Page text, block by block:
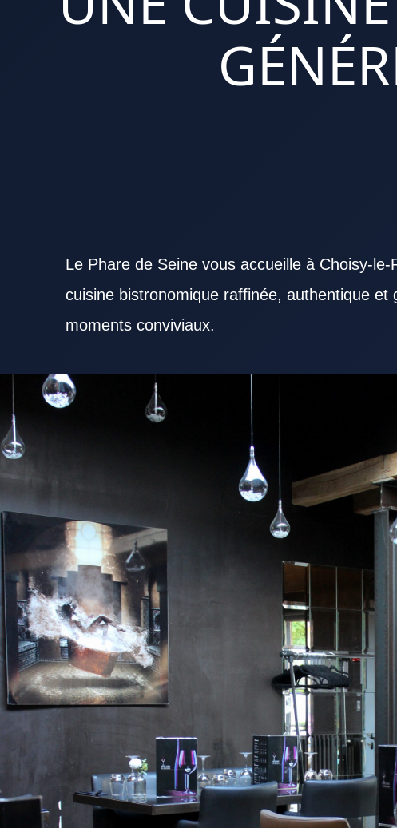
Le Phare de Seine vous accueille à Choisy-
cuisine bistronomique raffinée, authentique
moments conviviaux.
Sélectionner un Restaurant Val de Marne sérieux aide à profiter pleinement d’un bon repas. Un Restaurant
que les professionnels en déplacement. Le confort d’un Restaurant Val de Marne améliore nettement le
l’offre culinaire d’un Restaurant Val de Marne peut faire la différence. La cuisine d’un Restaurant Val de
ingrédients frais. La disponibilité de l’équipe compte beaucoup dans un Restaurant Val de Marne. La
l’intérêt d’un Restaurant Val de Marne. Un Restaurant Val de Marne capable de servir rapidement séduit
par un Restaurant Val de Marne à l’ambiance soignée. Pour une rencontre professionnelle, un Restaurant
approprié. Un Restaurant Val de Marne compétitif séduit par la justesse de son offre. Les spécialités
peuvent créer une vraie identité. Un Restaurant Val de Marne sérieux veille à maintenir le même niveau
servent souvent de guide pour sélectionner un Restaurant Val de Marne. Un Restaurant Val de Marne
classiques que surprendre par sa créativité. La réservation améliore souvent le confort lorsqu’on vise un
Restaurant Val de Marne familial facilite les repas avec enfants. Pour une occasion spéciale, un
différence. Des plats soignés valorisent immédiatement un Restaurant Val de Marne. Un Restaurant Val de
présente une propreté irréprochable. Sélectionner un Restaurant Val de Marne demande de regarder
Un Restaurant Val de Marne peut se distinguer durablement dans son secteur. L’âme d’un Restaurant Val
client. Une équipe investie valorise fortement un Restaurant Val de Marne. La précision en cuisine fait
Marne. Les entrées constituent un moment stratégique dans un Restaurant Val de Marne. Les recettes
proposition d’un Restaurant Val de Marne. Les desserts d’un Restaurant Val de Marne prolongent
de Marne soutenu par de bons avis rassure avant réservation. Un Restaurant Val de Marne peut se
Un Restaurant Val de Marne répond souvent à des occasions très diverses. Un Restaurant Val de Marne
physique des convives. La dimension extérieure ajoute du charme à un Restaurant Val de Marne. La
l’organisation d’un Restaurant Val de Marne. La ligne directrice culinaire d’un Restaurant Val de Marne doit
généreuse valorise un Restaurant Val de Marne. Un Restaurant Val de Marne peut choisir une cuisine
clients réguliers favorise la stabilité d’un Restaurant Val de Marne. Un Restaurant Val de Marne bien
l’attention. Pour un événement convivial, un Restaurant Val de Marne reste un choix pertinent. Un
par la qualité de l’expérience complète.
Un Restaurant Val de Marne peut se montrer pertinent pour différents profils de clients. Un Restaurant Val
améliorer l’expérience client. L’entretien général contribue à la crédibilité d’un Restaurant Val de Marne.
renforce l’image d’un Restaurant Val de Marne. L’émotion créée par un Restaurant Val de Marne compte
Val de Marne bien pensé tient compte de l’ambiance sonore. Les horaires d’un Restaurant Val de Marne
Restaurant Val de Marne peut offrir une expérience simple, efficace et agréable. Un Restaurant Val de
principal. Le travail visuel sur l’espace valorise un Restaurant Val de Marne. Un Restaurant Val de Marne
fréquentation. La qualité relationnelle du personnel enrichit l’expérience dans un Restaurant Val de
pratique pour un Restaurant Val de Marne. La fiabilité de la carte soutient la réputation d’un Restaurant
beaucoup un Restaurant Val de Marne de qualité. Le succès d’un Restaurant Val de Marne naît d’un
de Marne pertinent peut rendre une sortie beaucoup plus agréable. Dans le Val-de-Marne, la recherche
méthodique. L’intérêt d’un Restaurant Val de Marne apparaît dans la qualité du moment partagé.